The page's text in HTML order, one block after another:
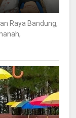
Raya Bandung,